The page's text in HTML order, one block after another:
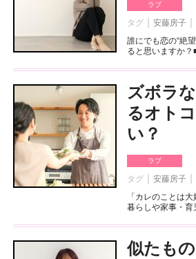
ラブ
タグ 安藤房子
誰にでも恋の“絶
ると思いますか
ズボラ
るオト
い？
ラブ
タグ 安藤房子
「カレのことは
暮らしや家事・育
似たも